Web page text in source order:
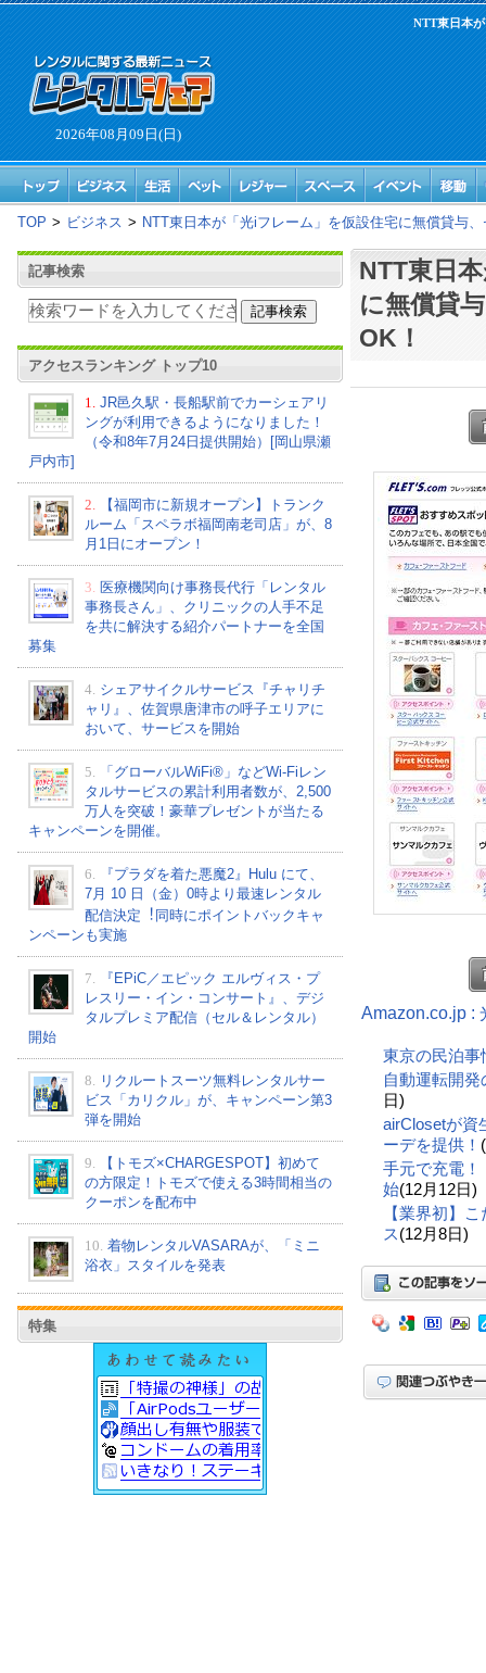
2026年08月09日(日)
NTT東日本
TOP > ビジネス > NTT東日本が「光iフレーム」を仮設住宅に無償貸与
記事検索
アクセスランキング トップ10
1.
JR邑久駅・長船駅前でカーシェアリ
ングが利用できるようになりました！
（令和8年7月24日提供開始）[岡山県瀬
戸内市]
2.
【福岡市に新規オープン】トランク
ルーム「スペラボ福岡南老司店」が、8
月1日にオープン！
3. 医療機関向け事務長代行「レンタル
事務長さん」、クリニックの人手不足
を共に解決する紹介パートナーを全国
募集
4. シェアサイクルサービス『チャリチ
ャリ』、佐賀県唐津市の呼子エリアに
おいて、サービスを開始
5.
「グローバルWiFi®」などWi-Fiレン
タルサービスの累計利用者数が、2,500
万人を突破！豪華プレゼントが当たる
キャンペーンを開催。
6.
『プラダを着た悪魔2』Hulu にて、
7⽉ 10 ⽇（金）0時より最速レンタル
配信決定︕同時にポイントバックキャ
ンペーンも実施
7.
『EPiC／エピック エルヴィス・プ
レスリー・イン・コンサート』、デジ
タルプレミア配信（セル＆レンタル）
開始
8.
リクルートスーツ無料レンタルサー
ビス「カリクル」が、キャンペーン第3
弾を開始
9.
【トモズ×CHARGESPOT】初めて
の方限定！トモズで使える3時間相当の
クーポンを配布中
10. 着物レンタルVASARAが、「ミニ
浴衣」スタイルを発表
特集
NTT東日
に無償貸
OK！
Amazon.co.jp :
東京の民泊
自動運転開
日)
airClosetが
ーデを提供！
手元で充電
始(12月12日)
【業界初】
ス(12月8日)